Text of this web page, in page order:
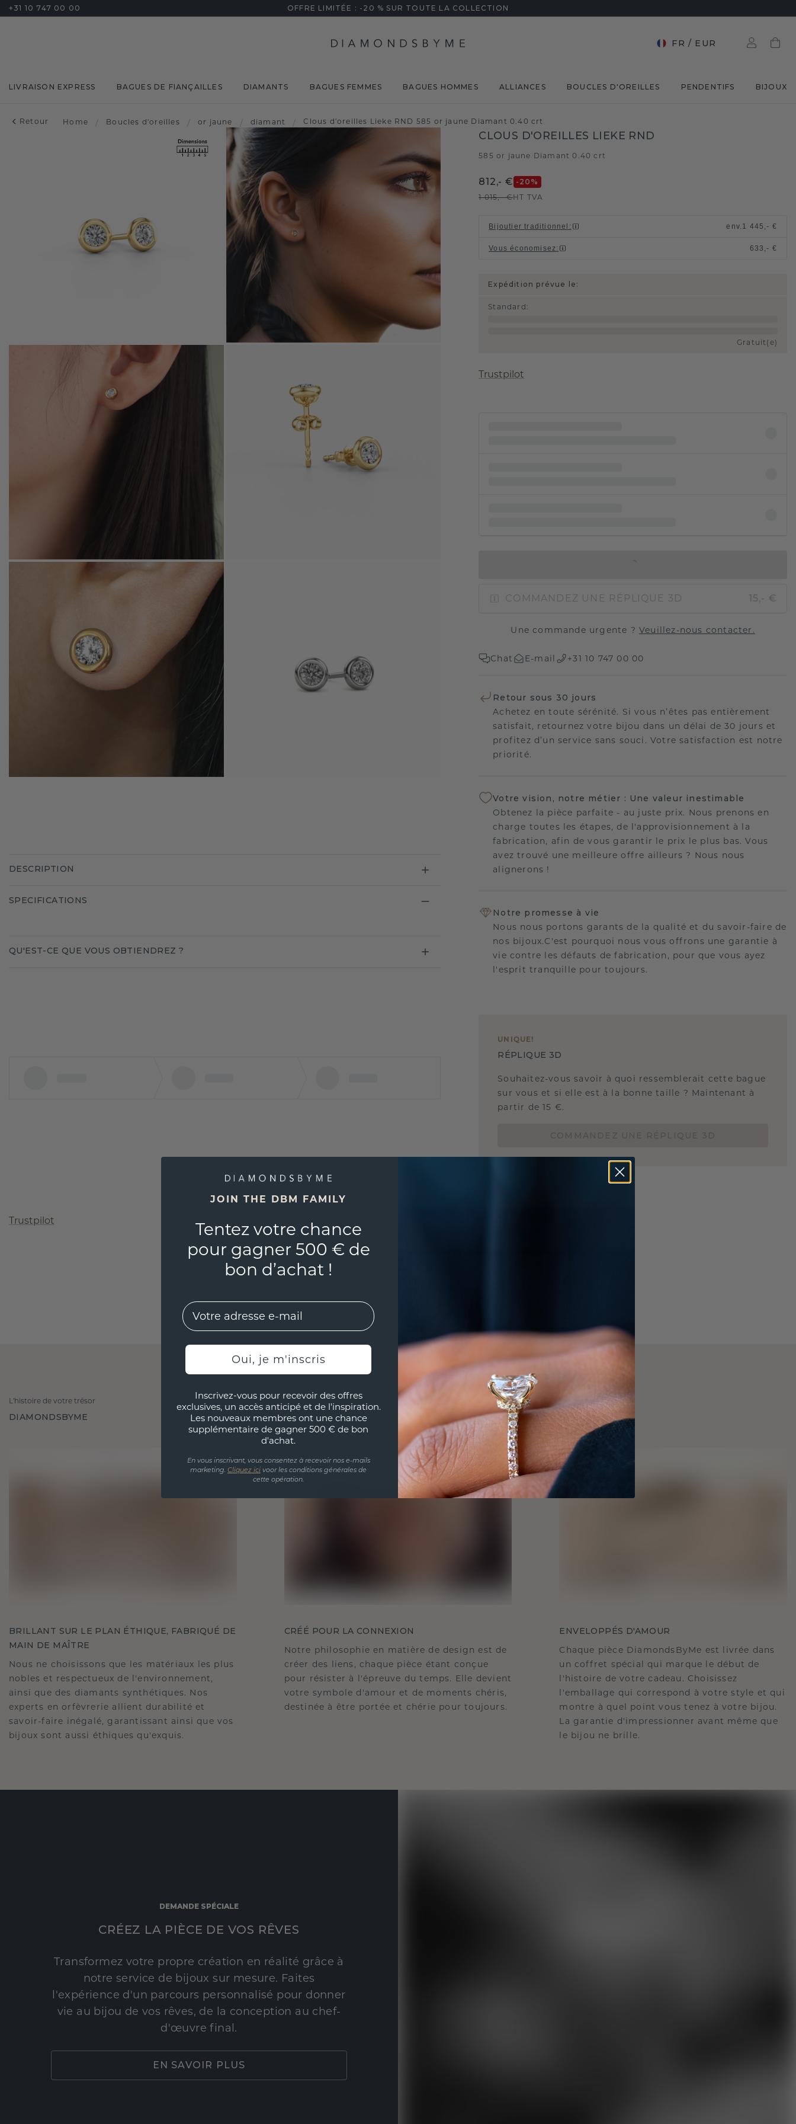
+31 10 747 00 00 OFFRE LIMITÉE : -20 % SUR TOUTE LA COLLECTION
FR / EUR
LIVRAISON EXPRESS BAGUES DE FIANÇAILLES DIAMANTS BAGUES FEMMES BAGUES HOMMES ALLIANCES BOUCLES D'OREILLES PENDENTIFS BIJOUX
Retour Home / Boucles d'oreilles / or jaune / diamant / Clous d'oreilles Lieke RND 585 or jaune Diamant 0.40 crt
CLOUS D'OREILLES LIEKE RND
585 or jaune Diamant 0.40 crt
812,- € -20 %
1 015,- €HT TVA
Bijoutier traditionnel : env. 1 445,- €
Vous économisez: 633,- €
Expédition prévue le:
Standard :
Gratuit(e)
Trustpilot
COMMANDEZ UNE RÉPLIQUE 3D 15,- €
Une commande urgente ? Veuillez-nous contacter.
Chat E-mail +31 10 747 00 00
Retour sous 30 jours
Achetez en toute sérénité. Si vous n’êtes pas entièrement
satisfait, retournez votre bijou dans un délai de 30 jours et
profitez d’un service sans souci. Votre satisfaction est notre
priorité.
Votre vision, notre métier : Une valeur inestimable
Obtenez la pièce parfaite - au juste prix. Nous prenons en
charge toutes les étapes, de l'approvisionnement à la
fabrication, afin de vous garantir le prix le plus bas. Vous
avez trouvé une meilleure offre ailleurs ? Nous nous
alignerons !
Notre promesse à vie
Nous nous portons garants de la qualité et du savoir-faire de
nos bijoux.C'est pourquoi nous vous offrons une garantie à
vie contre les défauts de fabrication, pour que vous ayez
l'esprit tranquille pour toujours.
UNIQUE !
RÉPLIQUE 3D
Souhaitez-vous savoir à quoi ressemblerait cette bague
sur vous et si elle est à la bonne taille ? Maintenant à
partir de 15 €.
DESCRIPTION
SPECIFICATIONS
QU'EST-CE QUE VOUS OBTIENDREZ ?
Trustpilot
L'histoire de votre trésor
DIAMONDSBYME
BRILLANT SUR LE PLAN ÉTHIQUE, FABRIQUÉ DE
MAIN DE MAÎTRE
Nous ne choisissons que les matériaux les plus
nobles et respectueux de l'environnement,
ainsi que des diamants synthétiques. Nos
experts en orfèvrerie allient durabilité et
savoir-faire inégalé, garantissant ainsi que vos
bijoux sont aussi éthiques qu'exquis.
CRÉÉ POUR LA CONNEXION
Notre philosophie en matière de design est de
créer des liens, chaque pièce étant conçue
pour résister à l'épreuve du temps. Elle devient
votre symbole d'amour et de moments chéris,
destinée à être portée et chérie pour toujours.
ENVELOPPÉS D'AMOUR
Chaque pièce DiamondsByMe est livrée dans
un coffret spécial qui marque le début de
l'histoire de votre cadeau. Choisissez
l'emballage qui correspond à votre style et qui
montre à quel point vous tenez à votre bijou.
La garantie d'impressionner avant même que
le bijou ne brille.
DEMANDE SPÉCIALE
CRÉEZ LA PIÈCE DE VOS RÊVES
Transformez votre propre création en réalité grâce à
notre service de bijoux sur mesure. Faites
l'expérience d'un parcours personnalisé pour donner
vie au bijou de vos rêves, de la conception au chef-
d'œuvre final.
EN SAVOIR PLUS
JOIN THE DBM FAMILY
Tentez votre chance
pour gagner 500 € de
bon d’achat !
EMail
Oui, je m'inscris
Inscrivez-vous pour recevoir des offres
exclusives, un accès anticipé et de l'inspiration.
Les nouveaux membres ont une chance
supplémentaire de gagner 500 € de bon
d'achat.
En vous inscrivant, vous consentez à recevoir nos e-mails
marketing. Cliquez ici voor les conditions générales de
cette opération.